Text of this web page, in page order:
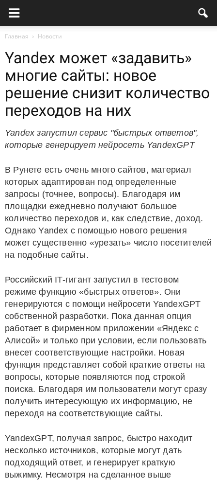
Главная Новости
Yandex может «задавить»
многие сайты: новое
решение снизит количество
переходов на них
Yandex запустил сервис "быстрых ответов",
которые генерирует нейросеть YandexGPT
В Рунете есть очень много сайтов, материал
которых адаптирован под определенные
запросы (точнее, вопросы). Благодаря им
площадки ежедневно получают большое
количество переходов и, как следствие, доход.
Однако Yandex с помощью нового решения
может существенно «урезать» число посетителей
на подобные сайты.
Российский IT-гигант запустил в тестовом
режиме функцию «быстрых ответов». Они
генерируются с помощи нейросети YandexGPT
собственной разработки. Пока данная опция
работает в фирменном приложении «Яндекс с
Алисой» и только при условии, если пользовать
внесет соответствующие настройки. Новая
функция представляет собой краткие ответы на
вопросы, которые появляются под строкой
поиска. Благодаря им пользователи могут сразу
получить интересующую их информацию, не
переходя на соответствующие сайты.
YandexGPT, получая запрос, быстро находит
несколько источников, которые могут дать
подходящий ответ, и генерирует краткую
выжимку. Несмотря на сделанное выше